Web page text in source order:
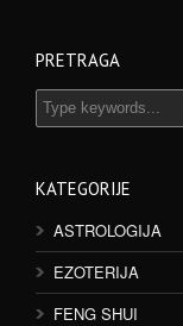
PRETRAGA
KATEGORIJE
ASTROLOGIJA
EZOTERIJA
FENG SHUI